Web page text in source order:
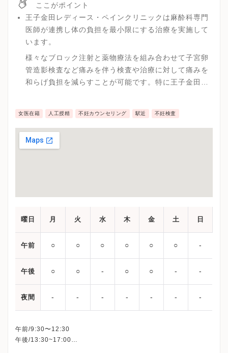
ここがポイント
王子金田レディース・ペインクリニックは麻酔科専門
医師が連携し体の負担を最小限にする治療を実施して
います。
様々なブロック注射と薬物療法を組み合わせて子宮卵
管造影検査など痛みを伴う検査や治療に対して痛みを
和らげ負担を減らすことが可能です。特に王子金田レ
らに効果と痛みの緩和ができるように心がけていま
す。
女医在籍 人工授精 不妊カウンセリング 駅近 不妊検査
曜日 月 火 水 木 金 土 日
午前 ○ ○ ○ ○ ○ ○ ‐
午後 ○ ○ ‐ ○ ○ ‐ ‐
夜間 ‐ ‐ ‐ ‐ ‐ ‐ ‐
午前/9:30〜12:30
午後/13:30~17:00